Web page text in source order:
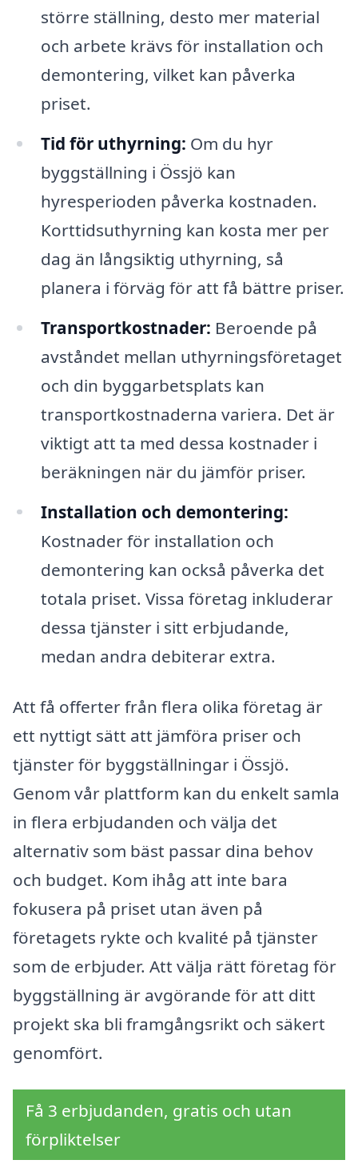
större ställning, desto mer material
och arbete krävs för installation och
demontering, vilket kan påverka
priset.
Tid för uthyrning: Om du hyr
byggställning i Össjö kan
hyresperioden påverka kostnaden.
Korttidsuthyrning kan kosta mer per
dag än långsiktig uthyrning, så
planera i förväg för att få bättre priser.
Transportkostnader: Beroende på
avståndet mellan uthyrningsföretaget
och din byggarbetsplats kan
transportkostnaderna variera. Det är
viktigt att ta med dessa kostnader i
beräkningen när du jämför priser.
Installation och demontering:
Kostnader för installation och
demontering kan också påverka det
totala priset. Vissa företag inkluderar
dessa tjänster i sitt erbjudande,
medan andra debiterar extra.
Att få offerter från flera olika företag är
ett nyttigt sätt att jämföra priser och
tjänster för byggställningar i Össjö.
Genom vår plattform kan du enkelt samla
in flera erbjudanden och välja det
alternativ som bäst passar dina behov
och budget. Kom ihåg att inte bara
fokusera på priset utan även på
företagets rykte och kvalité på tjänster
som de erbjuder. Att välja rätt företag för
byggställning är avgörande för att ditt
projekt ska bli framgångsrikt och säkert
genomfört.
Få 3 erbjudanden, gratis och utan
förpliktelser